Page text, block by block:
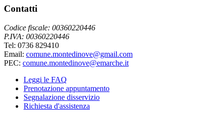
Contatti
Codice fiscale: 00360220446
P.IVA: 00360220446
Tel: 0736 829410
Email: comune.montedinove@gmail.com
PEC: comune.montedinove@emarche.it
Leggi le FAQ
Prenotazione appuntamento
Segnalazione disservizio
Richiesta d'assistenza